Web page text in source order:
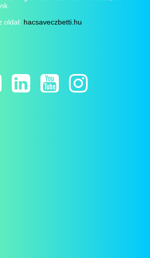
oldal: hacsaveczbetti.hu